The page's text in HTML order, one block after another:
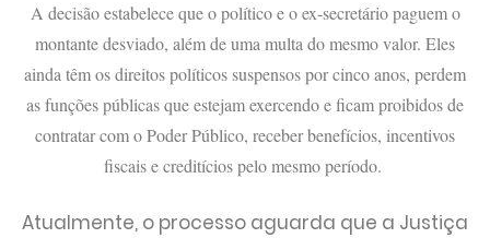
A decisão estabelece que o político e o ex-secretário paguem o
montante desviado, além de uma multa do mesmo valor. Eles
ainda têm os direitos políticos suspensos por cinco anos, perdem
as funções públicas que estejam exercendo e ficam proibidos de
contratar com o Poder Público, receber benefícios, incentivos
fiscais e creditícios pelo mesmo período.
Atualmente, o processo aguarda que a Justiça